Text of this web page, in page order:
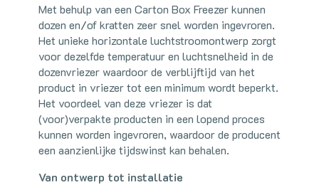
Met behulp van een Carton Box Freezer kunnen
dozen en/of kratten zeer snel worden ingevroren.
Het unieke horizontale luchtstroomontwerp zorgt
voor dezelfde temperatuur en luchtsnelheid in de
dozenvriezer waardoor de verblijftijd van het
product in vriezer tot een minimum wordt beperkt.
Het voordeel van deze vriezer is dat
(voor)verpakte producten in een lopend proces
kunnen worden ingevroren, waardoor de producent
een aanzienlijke tijdswinst kan behalen.
Van ontwerp tot installatie